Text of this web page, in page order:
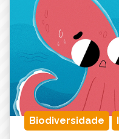
Biodiversidade